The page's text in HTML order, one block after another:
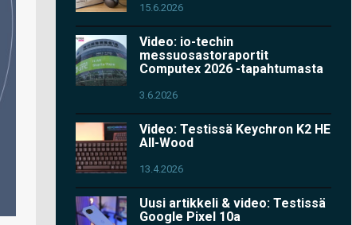
15.6.2026
Video: io-techin
messuosastoraportit
Computex 2026 -tapahtumasta
3.6.2026
Video: Testissä Keychron K2 HE
All-Wood
13.4.2026
Uusi artikkeli & video: Testissä
Google Pixel 10a